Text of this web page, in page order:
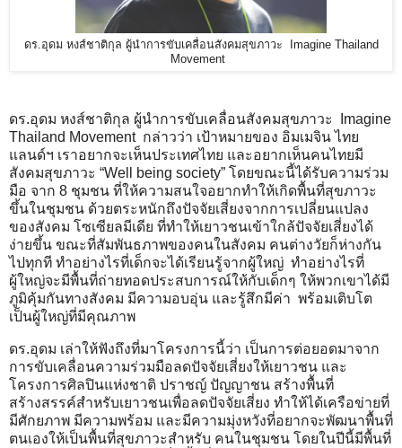
ดร.อุดม หงส์ชาติกุล ผู้นำการขับเคลื่อนสังคมสุขภาวะ Imagine Thailand
Movement
ดร.อุดม หงส์ชาติกุล ผู้นำการขับเคลื่อนสังคมสุขภาวะ Imagine
Thailand Movement กล่าวว่า เป้าหมายของ อิมเมจิน ไทย
แลนด์ฯ เราอยากจะเห็นประเทศไทย และอยากเห็นคนไทยมี
สังคมสุขภาวะ “Well being society” โดยขณะนี้ได้รับความร่วม
มือ จาก 8 ชุมชน ที่ให้ความสนใจอยากทำให้เกิดพื้นที่สุขภาวะ
ขึ้นในชุมชน ด้วยตระหนักถึงปัจจัยเสี่ยงจากการเปลี่ยนแปลง
ของสังคม โซเซียลมีเดีย ที่ทำให้เยาวชนเข้าใกล้ปัจจัยเสี่ยงได้
ง่ายขึ้น ขณะที่สัมพันธภาพของคนในสังคม คนต่างวัยก็ห่างกัน
ไปทุกที ทำอย่างไรที่เด็กจะได้เรียนรู้จากผู้ใหญ่ ทำอย่างไรที่
ผู้ใหญ่จะมีพื้นที่ถ่ายทอดประสบการณ์ให้กับเด็กๆ ให้พวกเขาได้มี
ภูมิคุ้มกันทางสังคม มีความอบอุ่น และรู้สึกมีค่า พร้อมเติบโต
เป็นผู้ใหญ่ที่มีคุณภาพ
ดร.อุดม เล่าให้ฟังถึงที่มาโครงการนี้ว่า เป็นการต่อยอดมาจาก
การขับเคลื่อนความร่วมมือลดปัจจัยเสี่ยงให้เยาวชน และ
โครงการศิลปินแห่งชาติ ปราชญ์ ปัญญาชน สร้างพื้นที่
สร้างสรรค์สำหรับเยาวชนเพื่อลดปัจจัยเสี่ยง ทำให้ได้เครือข่ายที่
มีศักยภาพ มีความพร้อม และมีความมุ่งหวังที่อยากจะพัฒนาพื้นที่
ตนเองให้เป็นพื้นที่สุขภาวะสำหรับ คนในชุมชน โดยในปีนี้มีพื้นที่